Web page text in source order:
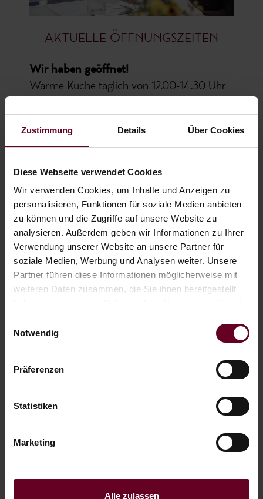
Zustimmung Details Über Cookies
Diese Webseite verwendet Cookies
Wir verwenden Cookies, um Inhalte und Anzeigen zu
personalisieren, Funktionen für soziale Medien anbieten
zu können und die Zugriffe auf unsere Website zu
analysieren. Außerdem geben wir Informationen zu Ihrer
Verwendung unserer Website an unsere Partner für
soziale Medien, Werbung und Analysen weiter. Unsere
Partner führen diese Informationen möglicherweise mit
weiteren Daten zusammen, die Sie ihnen bereitgestellt
Notwendig
Präferenzen
Statistiken
Marketing
Alle zulassen
AKTUELLE ÖFFNUNGSZEITEN
Wir haben geöffnet!
Warme Küche täglich von 12.00-14.30 Uhr
Eisspezialitäten
ANRUFEN
ONLINE ANFRAGEN
INFORMATIONEN ZUR
beide Schiffe fahren lt.